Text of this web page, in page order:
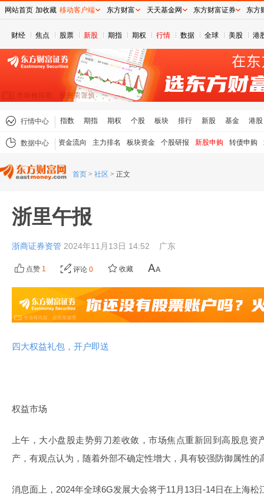
财经 焦点 股票 新股 期指 期权 行情 数据 全球 美股 港
行情中心 指数 期指 期权 个股 板块 排行 新股 基金 港股
数据中心 资金流向 主力排名 板块资金 个股研报 新股申购 转债申购
首页 > 社区 > 正文
浙里午报
浙商证券资管 2024年11月13日 14:52 广东
点赞 1 评论 0 收藏
四大权益礼包，开户即送
权益市场
上午，大小盘股走势剪刀差收敛，市场焦点重新回到高股息
产，有观点认为，随着外部不确定性增大，具有较强防御属性的
消息面上，2024年全球6G发展大会将于11月13日-14日在上海
网站首页 加收藏 移动客户端 东方财富 天天基金网 东方财富证券 东方